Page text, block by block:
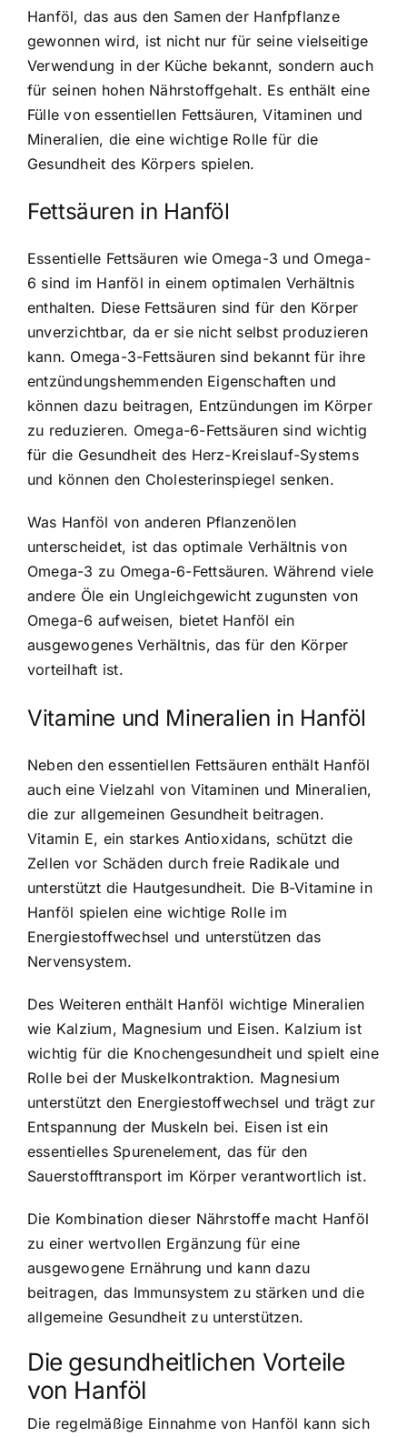
Hanföl, das aus den Samen der Hanfpflanze
gewonnen wird, ist nicht nur für seine vielseitige
Verwendung in der Küche bekannt, sondern auch
für seinen hohen Nährstoffgehalt. Es enthält eine
Fülle von essentiellen Fettsäuren, Vitaminen und
Mineralien, die eine wichtige Rolle für die
Gesundheit des Körpers spielen.
Fettsäuren in Hanföl
Essentielle Fettsäuren wie Omega-3 und Omega-
6 sind im Hanföl in einem optimalen Verhältnis
enthalten. Diese Fettsäuren sind für den Körper
unverzichtbar, da er sie nicht selbst produzieren
kann. Omega-3-Fettsäuren sind bekannt für ihre
entzündungshemmenden Eigenschaften und
können dazu beitragen, Entzündungen im Körper
zu reduzieren. Omega-6-Fettsäuren sind wichtig
für die Gesundheit des Herz-Kreislauf-Systems
und können den Cholesterinspiegel senken.
Was Hanföl von anderen Pflanzenölen
unterscheidet, ist das optimale Verhältnis von
Omega-3 zu Omega-6-Fettsäuren. Während viele
andere Öle ein Ungleichgewicht zugunsten von
Omega-6 aufweisen, bietet Hanföl ein
ausgewogenes Verhältnis, das für den Körper
vorteilhaft ist.
Vitamine und Mineralien in Hanföl
Neben den essentiellen Fettsäuren enthält Hanföl
auch eine Vielzahl von Vitaminen und Mineralien,
die zur allgemeinen Gesundheit beitragen.
Vitamin E, ein starkes Antioxidans, schützt die
Zellen vor Schäden durch freie Radikale und
unterstützt die Hautgesundheit. Die B-Vitamine in
Hanföl spielen eine wichtige Rolle im
Energiestoffwechsel und unterstützen das
Nervensystem.
Des Weiteren enthält Hanföl wichtige Mineralien
wie Kalzium, Magnesium und Eisen. Kalzium ist
wichtig für die Knochengesundheit und spielt eine
Rolle bei der Muskelkontraktion. Magnesium
unterstützt den Energiestoffwechsel und trägt zur
Entspannung der Muskeln bei. Eisen ist ein
essentielles Spurenelement, das für den
Sauerstofftransport im Körper verantwortlich ist.
Die Kombination dieser Nährstoffe macht Hanföl
zu einer wertvollen Ergänzung für eine
ausgewogene Ernährung und kann dazu
beitragen, das Immunsystem zu stärken und die
allgemeine Gesundheit zu unterstützen.
Die gesundheitlichen Vorteile
von Hanföl
Die regelmäßige Einnahme von Hanföl kann sich